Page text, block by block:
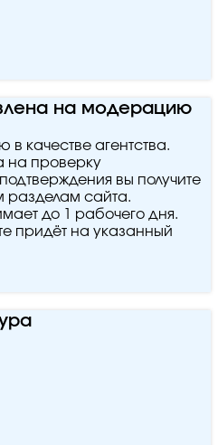
на модерацию
качестве агентства.
на проверку
вы получите
разделам сайта.
до 1 рабочего дня.
придёт на указанный